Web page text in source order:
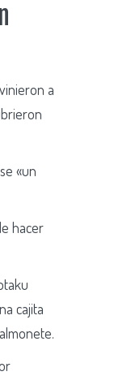
a
«un
hacer
cajita